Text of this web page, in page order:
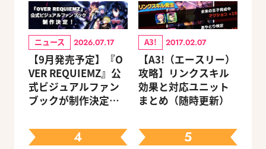
ニュース 2026.07.17
【9月発売予定】『O
VER REQUIEMZ』公
式ビジュアルファン
ブックが制作決定！
る豪華グッズ付き限
定セットも同時発売
A3! 2017.02.07
【A3!（エースリー）
攻略】リンクスキル
効果と対応ユニット
まとめ（随時更新）
4 5